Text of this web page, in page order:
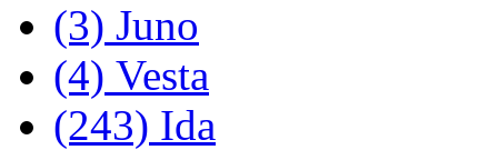
(3) Juno
(4) Vesta
(243) Ida